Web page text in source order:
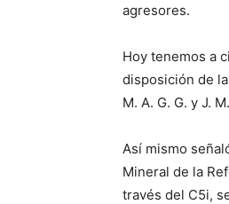
agresores.
Hoy tenemos a
disposición de la
M. A. G. G. y J.
Así mismo
Mineral de la
través del C5i,